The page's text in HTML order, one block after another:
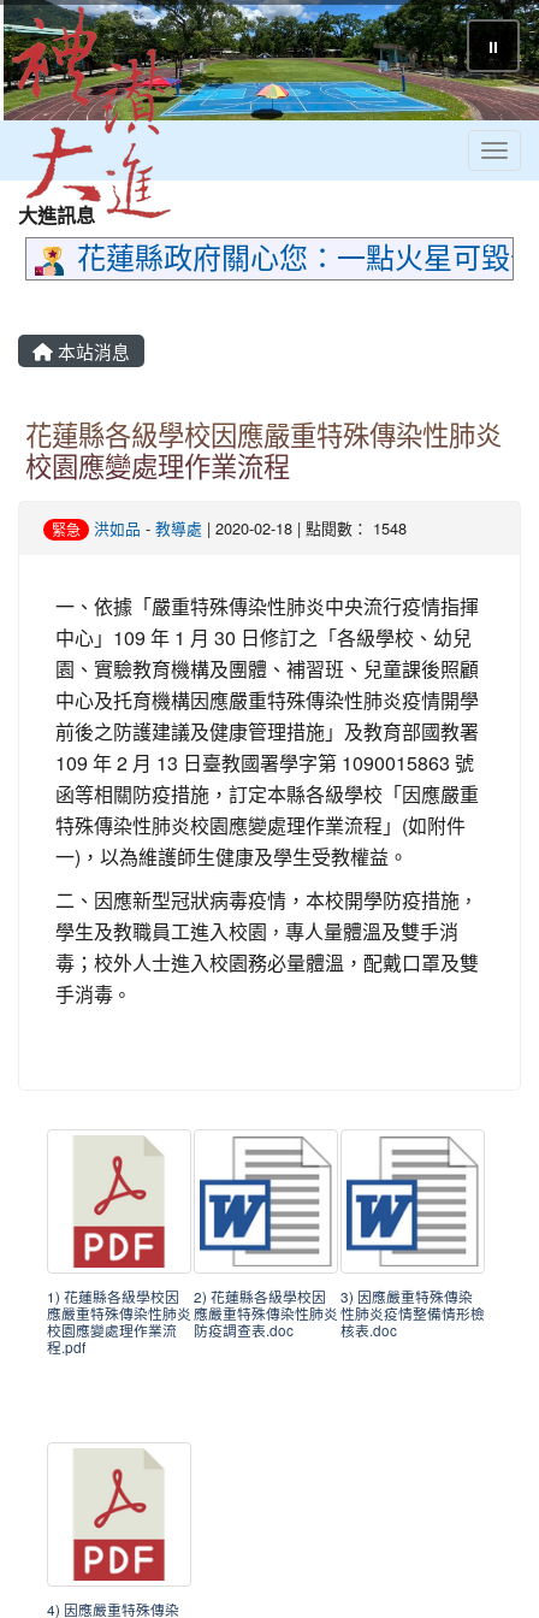
⏸
大進訊息
花蓮縣政府關心您：一點火星可毀
本站消息
花蓮縣各級學校因應嚴重特殊傳染性肺炎
校園應變處理作業流程
緊急 洪如品 - 教導處 | 2020-02-18 | 點閱數： 1548
一、依據「嚴重特殊傳染性肺炎中央流行疫情指揮
中心」109 年 1 月 30 日修訂之「各級學校、幼兒
園、實驗教育機構及團體、補習班、兒童課後照顧
中心及托育機構因應嚴重特殊傳染性肺炎疫情開學
前後之防護建議及健康管理措施」及教育部國教署
109 年 2 月 13 日臺教國署學字第 1090015863 號
函等相關防疫措施，訂定本縣各級學校「因應嚴重
特殊傳染性肺炎校園應變處理作業流程」(如附件
一)，以為維護師生健康及學生受教權益。
二、因應新型冠狀病毒疫情，本校開學防疫措施 ，
學生及教職員工進入校園 ， 專人量體溫及雙手消
毒；校外人士進入校園務必量體溫，配戴口罩及雙
手消毒 。
1) 花蓮縣各級學校因
應嚴重特殊傳染性肺炎
校園應變處理作業流
程.pdf
2) 花蓮縣各級學校因
應嚴重特殊傳染性肺炎
防疫調查表.doc
3) 因應嚴重特殊傳染
性肺炎疫情整備情形檢
核表.doc
4) 因應嚴重特殊傳染